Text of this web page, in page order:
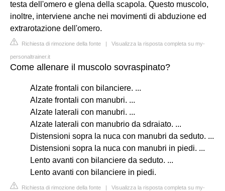
testa dell'omero e glena della scapola. Questo muscolo,
inoltre, interviene anche nei movimenti di abduzione ed
extrarotazione dell'omero.
Richiesta di rimozione della fonte | Visualizza la risposta completa su my-
personaltrainer.it
Come allenare il muscolo sovraspinato?
Alzate frontali con bilanciere. ...
Alzate frontali con manubri. ...
Alzate laterali con manubri. ...
Alzate laterali con manubrio da sdraiato. ...
Distensioni sopra la nuca con manubri da seduto. ...
Distensioni sopra la nuca con manubri in piedi. ...
Lento avanti con bilanciere da seduto. ...
Lento avanti con bilanciere in piedi.
Richiesta di rimozione della fonte | Visualizza la risposta completa su my-